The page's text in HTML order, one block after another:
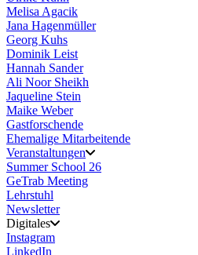
Melisa Agacik
Jana Hagenmüller
Georg Kuhs
Dominik Leist
Hannah Sander
Ali Noor Sheikh
Jaqueline Stein
Maike Weber
Gastforschende
Ehemalige Mitarbeitende
Veranstaltungen
Summer School 26
GeTrab Meeting
Lehrstuhl
Newsletter
Digitales
Instagram
LinkedIn